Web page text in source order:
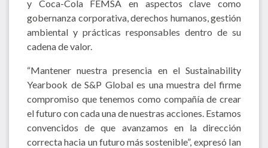
y Coca-Cola FEMSA en aspectos clave como
gobernanza corporativa, derechos humanos, gestión
ambiental y prácticas responsables dentro de su
cadena de valor.
“Mantener nuestra presencia en el Sustainability
Yearbook de S&P Global es una muestra del firme
compromiso que tenemos como compañía de crear
el futuro con cada una de nuestras acciones. Estamos
convencidos de que avanzamos en la dirección
correcta hacia un futuro más sostenible”, expresó Ian